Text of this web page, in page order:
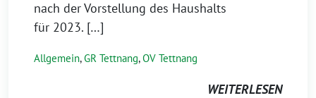
nach der Vorstellung des Haushalts
für 2023. […]
Allgemein,GR Tettnang,OV Tettnang
WEITERLESEN